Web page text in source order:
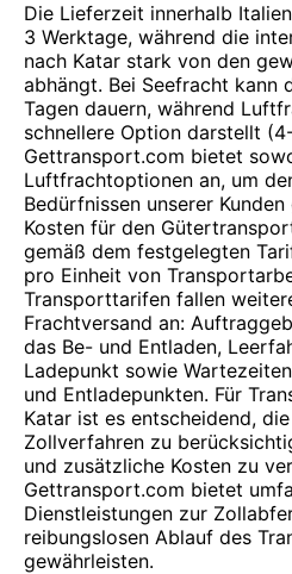
Die Lieferzeit innerhalb
3 Werktage, während die
nach Katar stark von den
abhängt. Bei Seefracht kann
Tagen dauern, während
schnellere Option darstellt
Gettransport.com bietet
Luftfrachtoptionen an, um
Bedürfnissen unserer
Kosten für den
gemäß dem festgelegten
pro Einheit von
Transporttarifen fallen
Frachtversand an:
das Be- und Entladen,
Ladepunkt sowie
und Entladepunkten. Für
Katar ist es entscheidend,
Zollverfahren zu
und zusätzliche Kosten zu
Gettransport.com bietet
Dienstleistungen zur
reibungslosen Ablauf des
gewährleisten.